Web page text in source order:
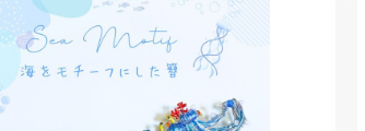
【オーダーメイド】オリジナルリング
2025/06/16
こちらのオーダーの細かい調整に何度も対応してい